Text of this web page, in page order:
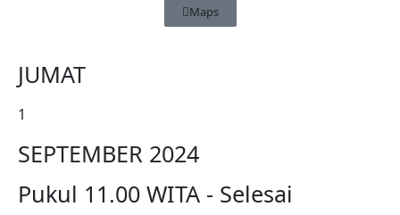
Maps
JUMAT
1
SEPTEMBER 2024
Pukul 11.00 WITA - Selesai